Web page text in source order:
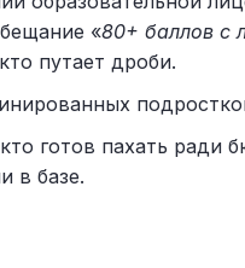
«80+ баллов с
путает дроби.
готов пахать ради
в базе.